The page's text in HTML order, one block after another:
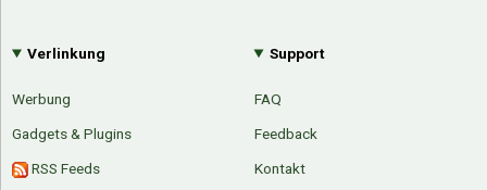
Verlinkung
Werbung
Gadgets & Plugins
RSS Feeds
Support
FAQ
Feedback
Kontakt